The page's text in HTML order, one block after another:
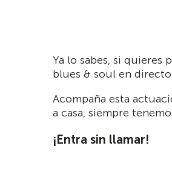
Ya lo sabes, si quieres
blues & soul en
Acompaña esta
a casa, siempre
¡Entra sin llamar!